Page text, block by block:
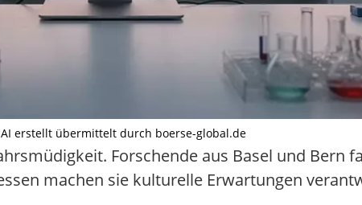
erstellt übermittelt durch boerse-global.de
Forschende aus Basel und Bern
machen sie kulturelle Erwartungen